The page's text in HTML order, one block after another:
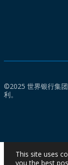
©2025 世界银行集
利。
This site uses
you the best